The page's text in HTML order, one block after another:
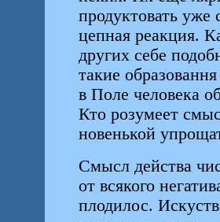
продуктовать уже
цепная реакция.
других себе
такие
в Поле человека
Кто розумеет
новенькой
Смысл действа
от всякого
плодилос.